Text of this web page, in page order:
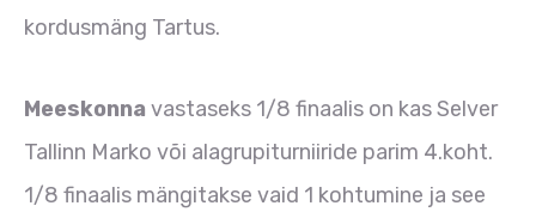
kordusmäng Tartus.
Meeskonna vastaseks 1/8 finaalis on kas Selver
Tallinn Marko või alagrupiturniiride parim 4.koht.
1/8 finaalis mängitakse vaid 1 kohtumine ja see